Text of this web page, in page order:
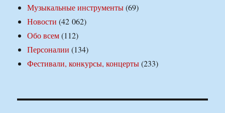
Музыкальные инструменты(69)
Новости (42 062)
Обо всем(112)
Персоналии (134)
Фестивали, конкурсы, концерты(233)